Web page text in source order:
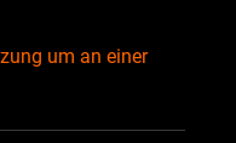
um an einer